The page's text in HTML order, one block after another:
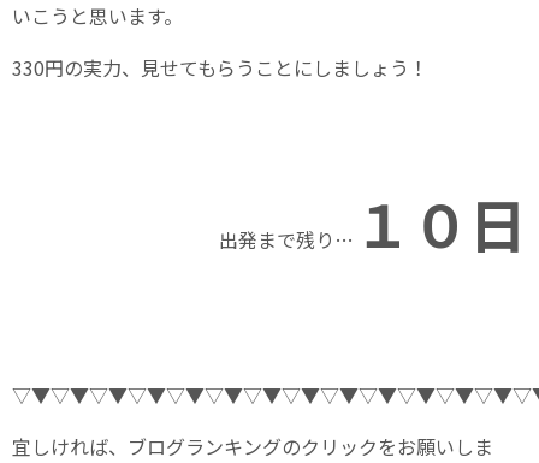
いこうと思います。
330円の実力、見せてもらうことにしましょう！
出発まで残り… １０ 日
宜しければ、ブログランキングのクリックをお願いしま